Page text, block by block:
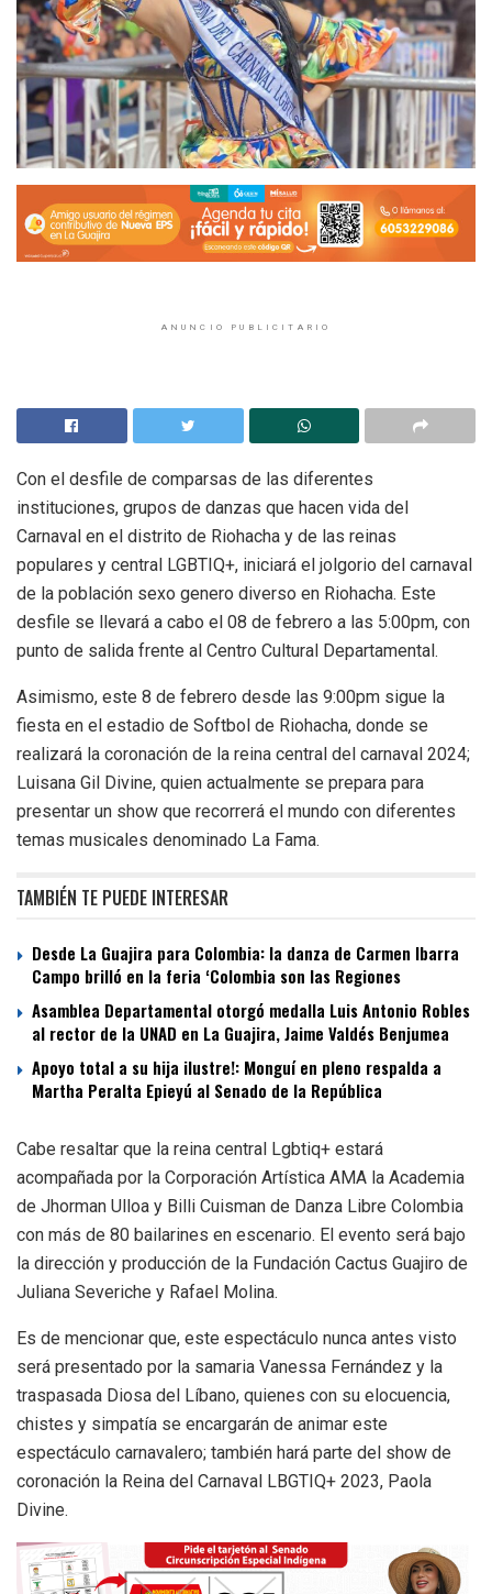
ANUNCIO PUBLICITARIO
Con el desfile de comparsas de las diferentes
instituciones, grupos de danzas que hacen vida del
Carnaval en el distrito de Riohacha y de las reinas
populares y central LGBTIQ+, iniciará el jolgorio del carnaval
de la población sexo genero diverso en Riohacha. Este
desfile se llevará a cabo el 08 de febrero a las 5:00pm, con
punto de salida frente al Centro Cultural Departamental.
Asimismo, este 8 de febrero desde las 9:00pm sigue la
fiesta en el estadio de Softbol de Riohacha, donde se
realizará la coronación de la reina central del carnaval 2024;
Luisana Gil Divine, quien actualmente se prepara para
presentar un show que recorrerá el mundo con diferentes
temas musicales denominado La Fama.
TAMBIÉN TE PUEDE INTERESAR
Desde La Guajira para Colombia: la danza de Carmen Ibarra
Campo brilló en la feria ‘Colombia son las Regiones
Asamblea Departamental otorgó medalla Luis Antonio Robles
al rector de la UNAD en La Guajira, Jaime Valdés Benjumea
Apoyo total a su hija ilustre!: Monguí en pleno respalda a
Martha Peralta Epieyú al Senado de la República
Cabe resaltar que la reina central Lgbtiq+ estará
acompañada por la Corporación Artística AMA la Academia
de Jhorman Ulloa y Billi Cuisman de Danza Libre Colombia
con más de 80 bailarines en escenario. El evento será bajo
la dirección y producción de la Fundación Cactus Guajiro de
Juliana Severiche y Rafael Molina.
Es de mencionar que, este espectáculo nunca antes visto
será presentado por la samaria Vanessa Fernández y la
traspasada Diosa del Líbano, quienes con su elocuencia,
chistes y simpatía se encargarán de animar este
espectáculo carnavalero; también hará parte del show de
coronación la Reina del Carnaval LBGTIQ+ 2023, Paola
Divine.